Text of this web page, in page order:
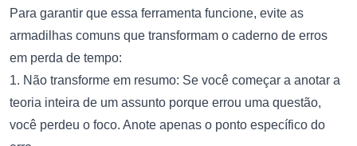
Para garantir que essa ferramenta funcione, evite as
armadilhas comuns que transformam o caderno de erros
em perda de tempo:
1. Não transforme em resumo: Se você começar a anotar a
teoria inteira de um assunto porque errou uma questão,
você perdeu o foco. Anote apenas o ponto específico do